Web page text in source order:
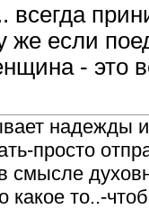
всегда
же если
-
просто
смысле
то..-